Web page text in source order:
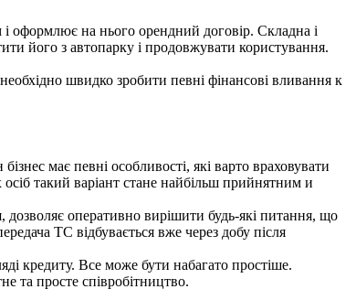
і оформлює на нього орендний договір. Складна і
його з автопарку і продовжувати користування.
швидко зробити певні фінансові вливання к
має певні особливості, які варто враховувати
такий варіант стане найбільш прийнятним и
дозволяє оперативно вирішити будь-які питання, що
ТС відбувається вже через добу після
кредиту. Все може бути набагато простіше.
та просте співробітництво.